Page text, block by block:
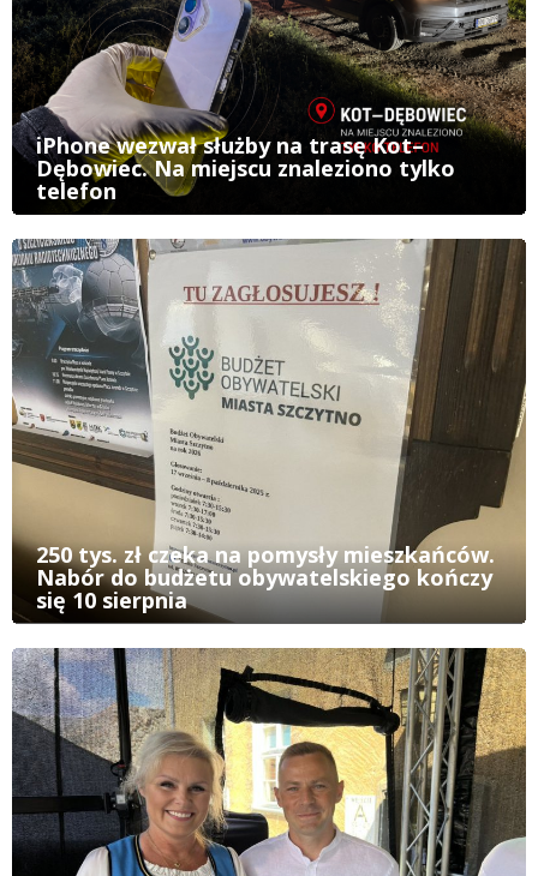
iPhone wezwał służby na trasę Kot–
Dębowiec. Na miejscu znaleziono tylko
telefon
250 tys. zł czeka na pomysły mieszkańców.
Nabór do budżetu obywatelskiego kończy
się 10 sierpnia